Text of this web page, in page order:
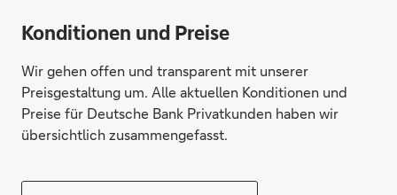
Konditionen und Preise
Wir gehen offen und transparent mit unserer
Preisgestaltung um. Alle aktuellen Konditionen und
Preise für Deutsche Bank Privatkunden haben wir
übersichtlich zusammengefasst.